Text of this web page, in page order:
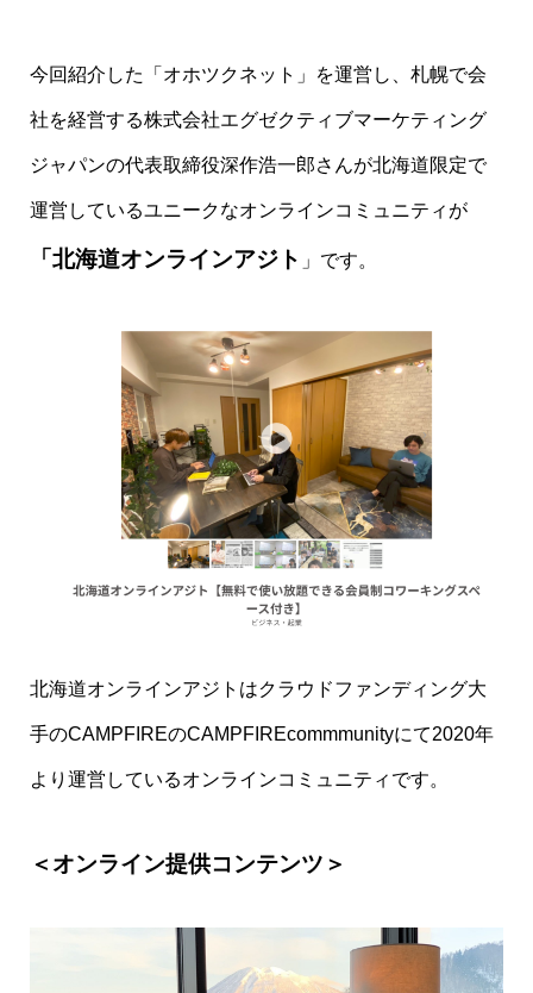
今回紹介した「オホツクネット」を運営し、札幌で会
社を経営する株式会社エグゼクティブマーケティング
ジャパンの代表取締役深作浩一郎さんが北海道限定で
運営しているユニークなオンラインコミュニティが
「北海道オンラインアジト 」です。
北海道オンラインアジトはクラウドファンディング大
手のCAMPFIREのCAMPFIREcommmunityにて2020年
より運営しているオンラインコミュニティです。
＜オンライン提供コンテンツ＞